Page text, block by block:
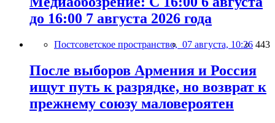
до 16:00 7 августа 2026 года
Постсоветское пространство, 07 августа, 10:26 443
После выборов Армения и Россия
ищут путь к разрядке, но возврат к
прежнему союзу маловероятен